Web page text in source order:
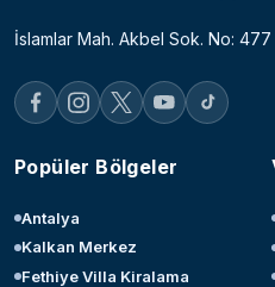
İslamlar Mah. Akbel Sok. No:
Popüler Bölgeler
Antalya
Kalkan Merkez
Fethiye Villa Kiralama